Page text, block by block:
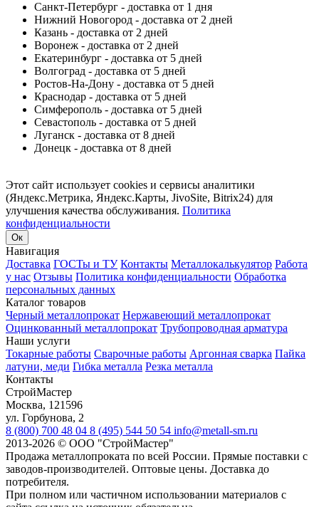
Санкт-Петербург - доставка от 1 дня
Нижний Новогород - доставка от 2 дней
Казань - доставка от 2 дней
Воронеж - доставка от 2 дней
Екатеринбург - доставка от 5 дней
Волгоград - доставка от 5 дней
Ростов-На-Дону - доставка от 5 дней
Краснодар - доставка от 5 дней
Симферополь - доставка от 5 дней
Севастополь - доставка от 5 дней
Луганск - доставка от 8 дней
Донецк - доставка от 8 дней
Этот сайт использует cookies и сервисы аналитики
(Яндекс.Метрика, Яндекс.Карты, JivoSite, Bitrix24) для
улучшения качества обслуживания. Политика
конфиденциальности
Ок
Навигация
Доставка ГОСТы и ТУ Контакты Металлокалькулятор Работа
у нас Отзывы Политика конфиденциальности Обработка
персональных данных
Каталог товаров
Черный металлопрокат Нержавеющий металлопрокат
Оцинкованный металлопрокат Трубопроводная арматура
Наши услуги
Токарные работы Сварочные работы Аргонная сварка Пайка
латуни, меди Гибка металла Резка металла
Контакты
СтройМастер
Москва, 121596
ул. Горбунова, 2
8 (800) 700 48 04 8 (495) 544 50 54 info@metall-sm.ru
2013-2026 © ООО "СтройМастер"
Продажа металлопроката по всей России. Прямые поставки с
заводов-производителей. Оптовые цены. Доставка до
потребителя.
При полном или частичном использовании материалов с